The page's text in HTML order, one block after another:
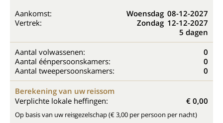
Aankomst: Woensdag 08-12-2027
Vertrek:
Zondag 12-12-2027
5 dagen
Aantal volwassenen:
0
Aantal éénpersoonskamers:
0
Aantal tweepersoonskamers:
0
Berekening van uw reissom
Verplichte lokale heffingen:
€ 0,00
Op basis van uw reisgezelschap (€ 3,00 per persoon per nacht)